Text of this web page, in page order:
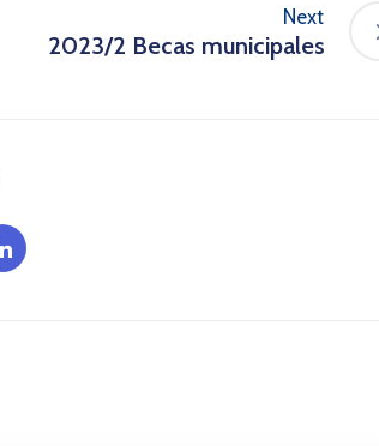
Next
2023/2 Becas municipales